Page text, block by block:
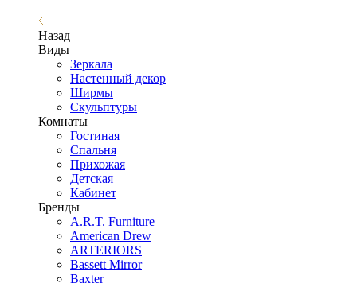
Назад
Виды
Зеркала
Настенный декор
Ширмы
Скульптуры
Комнаты
Гостиная
Спальня
Прихожая
Детская
Кабинет
Бренды
A.R.T. Furniture
American Drew
ARTERIORS
Bassett Mirror
Baxter